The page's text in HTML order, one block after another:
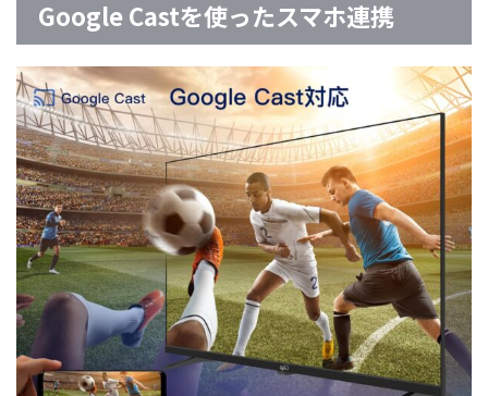
Google Castを使ったスマホ連携